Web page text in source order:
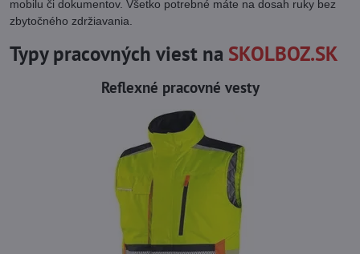
mobilu či dokumentov. Všetko potrebné máte na dosah ruky bez
zbytočného zdržiavania.
Typy pracovných viest na SKOLBOZ.SK
Reflexné pracovné vesty